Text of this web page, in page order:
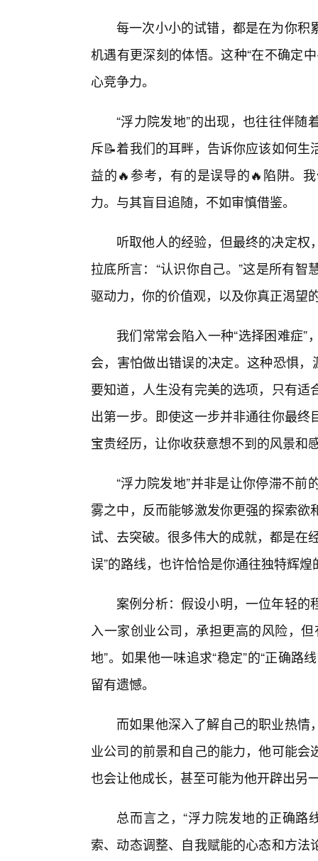
每一次小小的试错，都是在为你积
机遇有更深刻的体悟。这种“在不确定
心竞争力。
“浮力院发地”的出现，也往往伴
斥📝着我们的耳畔，告诉你应该如何
益的🔥参考，有的是误导的🔥陷阱。
力。与其盲目追随，不如审慎借鉴。
听取他人的经验，但最终的决定
拉底所言：“认识你自己。”这是所有
驱动力，你的价值观，以及你真正渴望
我们常常会陷入一种“选择困难症
会，害怕做出错误的决定。这种恐惧
要知道，人生没有完美的选项，只有
出第一步。即使这一步并非通往你最
宝贵经历，让你收获意想不到的风景和
“浮力院发地”并非是让你停滞不
雾之中，反而能够激发你更强的探索
试、去突破。很多伟大的成就，都是在
误”的路线，也许恰恰是你通往独特辉煌
案例分析：假设小明，一位年轻
入一家创业公司，承担更高的风险，
地”。如果他一味追求“稳定”的“正确路
留有遗憾。
而如果他深入了解自己的职业热
业公司的前景和自己的能力，他可能
也会让他成长，甚至可能为他开辟出另
总而言之，“浮力院发地的正确路
索、动态调整、自我赋能的心态和方